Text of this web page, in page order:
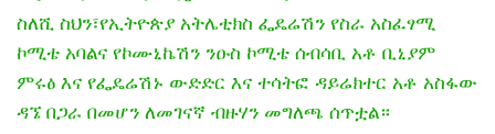
ስለሺ ስህን፣የኢትዮጵያ አትሌቲክስ ፌዴሬሽን የስራ አስፈፃሚ
ኮሚቴ አባልና የኮሙኒኬሽን ንዑስ ኮሚቴ ሰብሳቢ አቶ ቢኒያም
ምሩፅ እና የፌዴሬሽኑ ውድድር እና ተሳትፎ ዳይሬክተር አቶ አስፋው
ዳኜ በጋራ በመሆን ለመገናኛ ብዙሃን መግለጫ ሰጥቷል።